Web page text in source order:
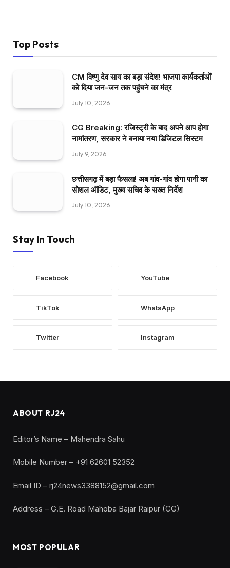
Top Posts
CM विष्णु देव साय का बड़ा संदेश! भाजपा कार्यकर्ताओं
को दिया जन-जन तक पहुंचने का मंत्र
July 10, 2026
CG Breaking: रजिस्ट्री के बाद अपने आप होगा
नामांतरण, सरकार ने बनाया नया डिजिटल सिस्टम
July 9, 2026
छत्तीसगढ़ में बड़ा फैसला! अब गांव-गांव होगा पानी का
सोशल ऑडिट, मुख्य सचिव के सख्त निर्देश
July 10, 2026
Stay In Touch
Facebook YouTube
TikTok WhatsApp
Twitter Instagram
ABOUT RJ24
Editor’s Name – Mahendra Sahu
Mobile Number – +91 62601 52352
Email ID – rj24news3388152@gmail.com
Address – G.E. Road Mahoba Bajar Raipur (CG)
MOST POPULAR